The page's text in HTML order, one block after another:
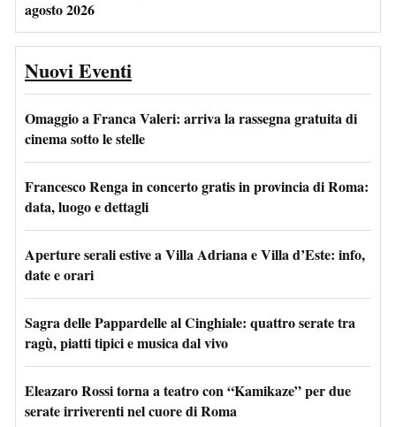
agosto 2026
Nuovi Eventi
Omaggio a Franca Valeri: arriva la rassegna gratuita di
cinema sotto le stelle
Francesco Renga in concerto gratis in provincia di Roma:
data, luogo e dettagli
Aperture serali estive a Villa Adriana e Villa d’Este: info,
date e orari
Sagra delle Pappardelle al Cinghiale: quattro serate tra
ragù, piatti tipici e musica dal vivo
Eleazaro Rossi torna a teatro con “Kamikaze” per due
serate irriverenti nel cuore di Roma